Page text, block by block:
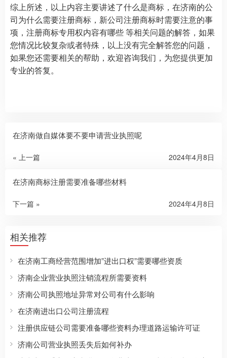
综上所述，以上内容主要讲述了什么是商标，在济南的公
司为什么需要注册商标，新公司注册商标时需要注意的事
项，注册商标专用权内容有哪些 等相关问题的解答，如果
您情况比较复杂或者特殊，以上没有完全解答您的问题，
如果您还需要相关的帮助，欢迎咨询我们，为您提供更加
专业的答复。
在济南做自媒体要不要申请营业执照呢
« 上一篇 2024年4月8日
在济南商标注册需要准备哪些材料
下一篇 » 2024年4月8日
相关推荐
在济南工商经营范围增加”进出口权”需要哪些资质
济南企业营业执照注销流程所需要资料
济南公司执照地址异常对公司有什么影响
在济南进出口公司注册流程
注册供应链公司需要准备哪些资料办理道路运输许可证
济南公司营业执照丢失后如何补办